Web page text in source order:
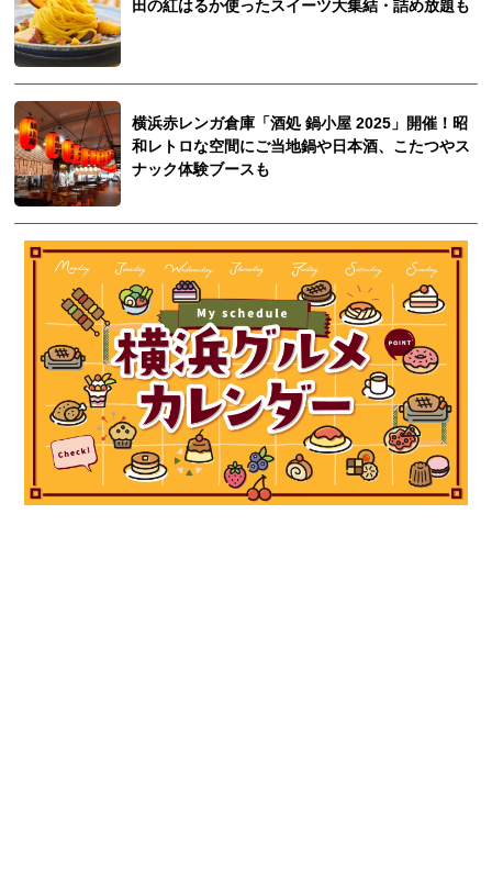
田の紅はるか使ったスイーツ大集結・詰め放題も
横浜赤レンガ倉庫「酒処 鍋小屋 2025」開催！昭
和レトロな空間にご当地鍋や日本酒、こたつやス
ナック体験ブースも